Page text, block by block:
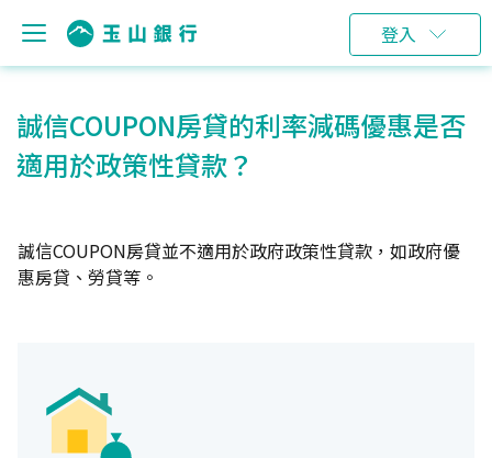
登入
誠信COUPON房貸的利率減碼優惠是否
適用於政策性貸款？
誠信COUPON房貸並不適用於政府政策性貸款，如政府優
惠房貸、勞貸等。